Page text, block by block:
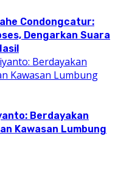
Condongcatur:
Dengarkan Suara
Berdayakan
Kawasan Lumbung